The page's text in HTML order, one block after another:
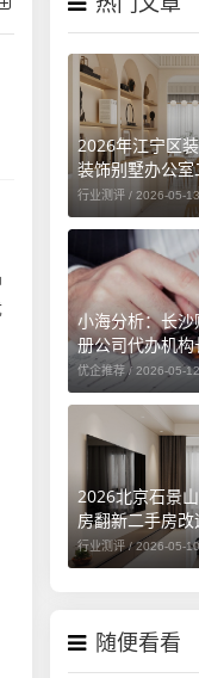
2026年江宁区
装饰别墅办公
行业测评 / 2026-05-13
小海分析：长
册公司代办机
总（长沙勤和
优企推荐 / 2026-05-12
2026北京石景
房翻新二手房
行业测评 /2026-05-10
随便看看